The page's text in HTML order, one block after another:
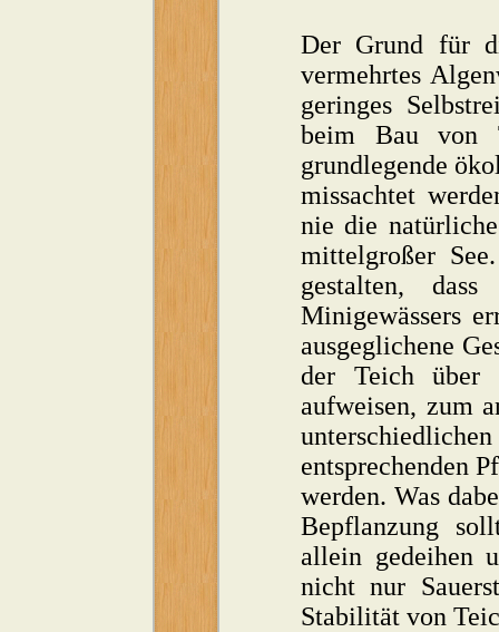
Der Grund für
vermehrtes
geringes
beim Bau von
grundlegende
missachtet
nie die
mittelgroßer
gestalten,
Minigewässers
ausgeglichene
der Teich über
aufweisen, zum
entsprechenden
werden. Was
Bepflanzung
allein gedeihen
nicht nur
Stabilität von